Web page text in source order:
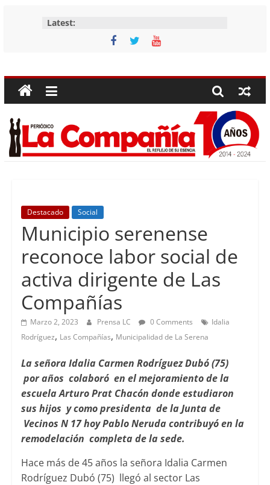
Latest:
Periódico
La
Compañía
Compañías
Destacado Social
Municipio serenense
reconoce labor social de
activa dirigente de Las
Compañías
Marzo 2, 2023 Prensa LC 0 Comments
Idalia
Rodríguez, Las Compañías, Municipalidad de La Serena
La señora Idalia Carmen Rodríguez Dubó (75)
por años colaboró en el mejoramiento de la
escuela Arturo Prat Chacón donde estudiaron
sus hijos y como presidenta de la Junta de
Vecinos N 17 hoy Pablo Neruda contribuyó en la
remodelación completa de la sede.
Hace más de 45 años la señora Idalia Carmen
Rodríguez Dubó (75) llegó al sector Las